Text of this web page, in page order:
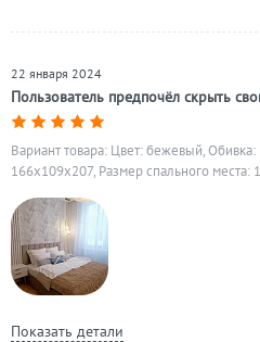
Пользователь предпочёл скрыть
22 января 2024
Вариант товара: Цвет: бежевый,
166x109x207, Размер спального места:
Показать детали